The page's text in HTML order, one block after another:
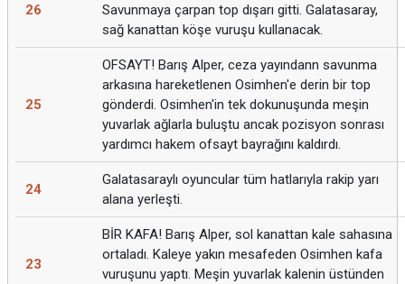
26
Savunmaya çarpan top dışarı gitti. Galatasaray,
sağ kanattan köşe vuruşu kullanacak.
25
OFSAYT! Barış Alper, ceza yayındann savunma
arkasına hareketlenen Osimhen'e derin bir top
gönderdi. Osimhen'in tek dokunuşunda meşin
yuvarlak ağlarla buluştu ancak pozisyon sonrası
yardımcı hakem ofsayt bayrağını kaldırdı.
24
Galatasaraylı oyuncular tüm hatlarıyla rakip yarı
alana yerleşti.
23
BİR KAFA! Barış Alper, sol kanattan kale sahasına
ortaladı. Kaleye yakın mesafeden Osimhen kafa
vuruşunu yaptı. Meşin yuvarlak kalenin üstünden